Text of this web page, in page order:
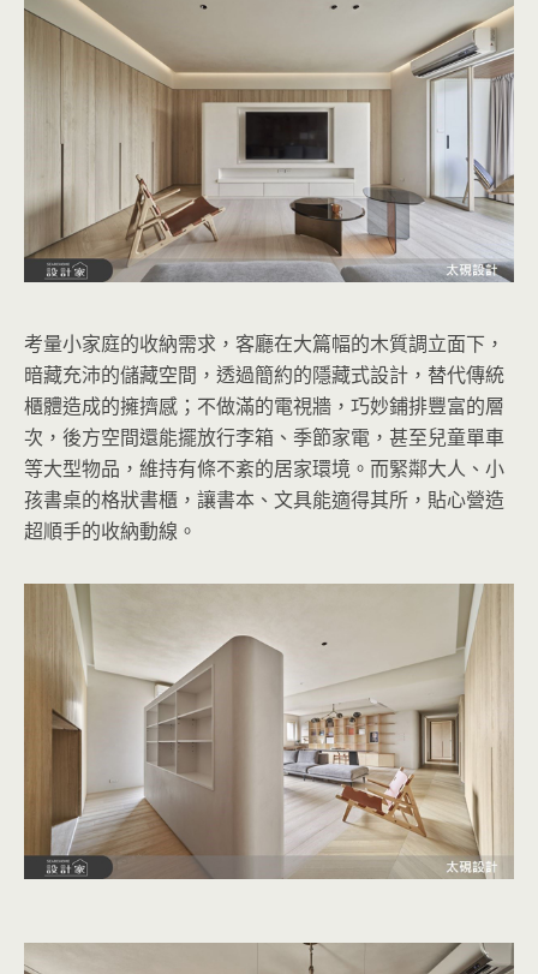
考量小家庭的收納需求，客廳在大篇幅的木質調立面下，
暗藏充沛的儲藏空間，透過簡約的隱藏式設計，替代傳統
櫃體造成的擁擠感；不做滿的電視牆，巧妙鋪排豐富的層
次，後方空間還能擺放行李箱、季節家電，甚至兒童單車
等大型物品，維持有條不紊的居家環境。而緊鄰大人、小
孩書桌的格狀書櫃，讓書本、文具能適得其所，貼心營造
超順手的收納動線。